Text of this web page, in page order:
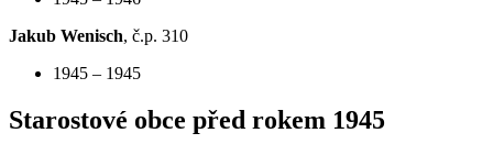
Jakub Wenisch, č.p. 310
1945 – 1945
Starostové obce před rokem 1945